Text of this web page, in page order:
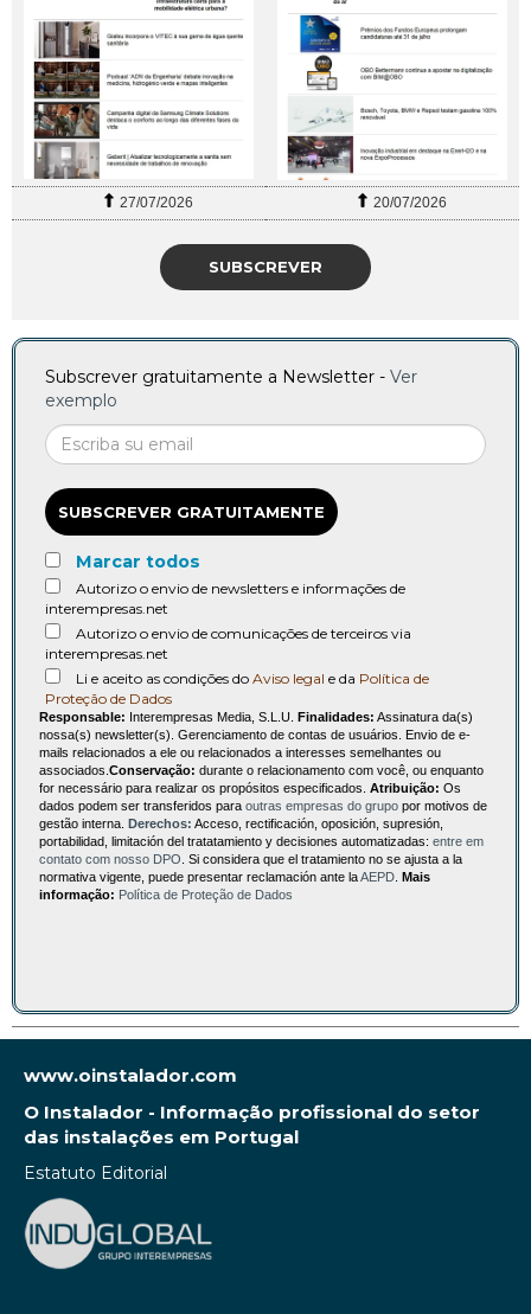
27/07/2026 20/07/2026
SUBSCREVER
Subscrever gratuitamente a Newsletter - Ver
exemplo
SUBSCREVER GRATUITAMENTE
Marcar todos
Autorizo o envio de newsletters e informações de
interempresas.net
Autorizo o envio de comunicações de terceiros via
interempresas.net
Li e aceito as condições do Aviso legal e da Política de
Proteção de Dados
Responsable: Interempresas Media, S.L.U. Finalidades: Assinatura da(s)
nossa(s) newsletter(s). Gerenciamento de contas de usuários. Envio de e-
mails relacionados a ele ou relacionados a interesses semelhantes ou
associados. Conservação: durante o relacionamento com você, ou enquanto
for necessário para realizar os propósitos especificados. Atribuição: Os
dados podem ser transferidos para outras empresas do grupo por motivos de
gestão interna. Derechos: Acceso, rectificación, oposición, supresión,
portabilidad, limitación del tratatamiento y decisiones automatizadas: entre em
contato com nosso DPO . Si considera que el tratamiento no se ajusta a la
normativa vigente, puede presentar reclamación ante laAEPD Mais
informação: Política de Proteção de Dados
www.oinstalador.com
O Instalador - Informação profissional do setor
das instalações em Portugal
Estatuto Editorial